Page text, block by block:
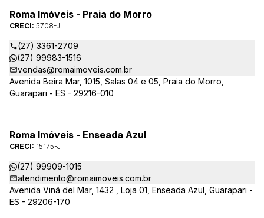
Roma Imóveis - Praia do Morro
CRECI: 5708-J
(27) 3361-2709
(27) 99983-1516
vendas@romaimoveis.com.br
Avenida Beira Mar, 1015, Salas 04 e 05, Praia do Morro,
Guarapari - ES - 29216-010
Roma Imóveis - Enseada Azul
CRECI: 15175-J
(27) 99909-1015
atendimento@romaimoveis.com.br
Avenida Vinã del Mar, 1432 , Loja 01, Enseada Azul, Guarapari -
ES - 29206-170